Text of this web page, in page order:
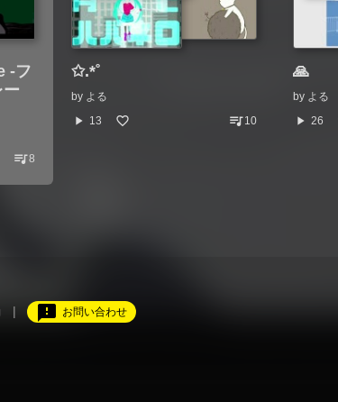
-フ
queue_music8
✩.*˚
by よる
play_arrow 13 queue_music10
🙏
by よる
play_arrow 26
feedback お問い合わせ